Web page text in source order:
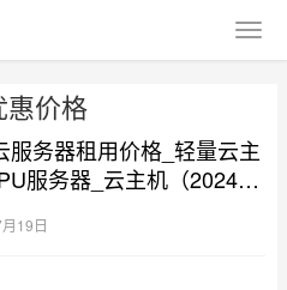
惠价格
服务器租用价格_轻量云主
服务器_云主机（2024最
19日